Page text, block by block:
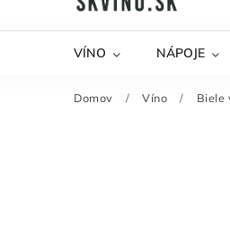
VÍNO NÁPOJE
Domov / Víno / Biele